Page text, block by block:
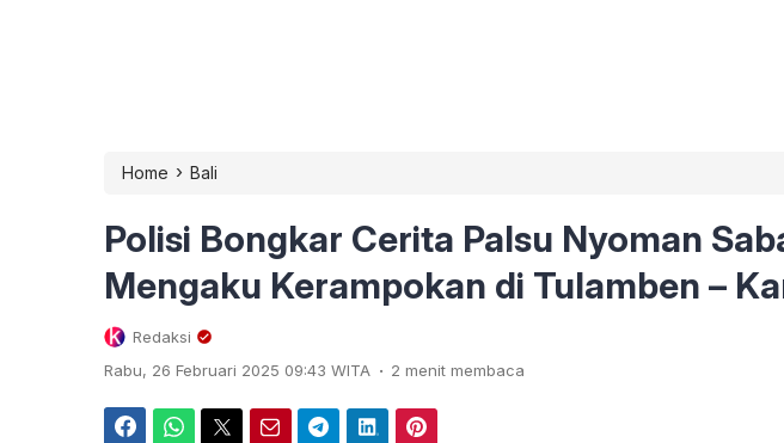
Home › Bali
Polisi Bongkar Cerita Palsu Nyoman
Mengaku Kerampokan di Tulamben –
Redaksi
Rabu, 26 Februari 2025 09:43 WITA . 2 menit membaca